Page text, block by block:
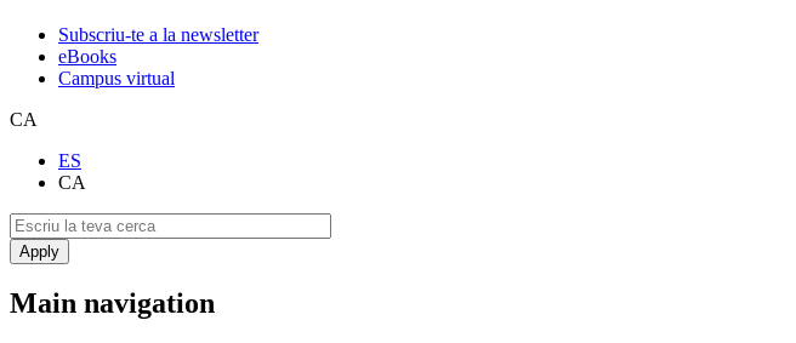
Subscriu-te a la newsletter
eBooks
Campus virtual
CA
ES
CA
Main navigation